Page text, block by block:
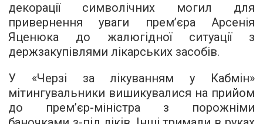
декорації символічних могил для
привернення уваги прем’єра Арсенія
Яценюка до жалюгідної ситуації з
держзакупівлями лікарських засобів.
У «Черзі за лікуванням у Кабмін»
мітингувальники вишикувалися на прийом
до прем’єр-міністра з порожніми